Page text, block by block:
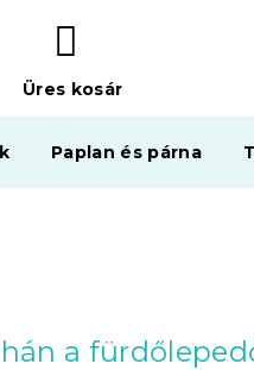
KOSÁR
Üres kosár
Paplan és párna
a